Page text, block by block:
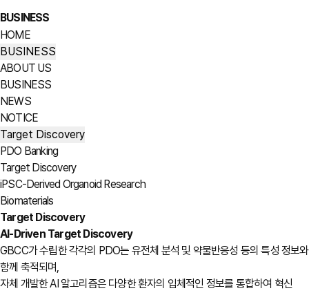
BUSINESS
HOME
BUSINESS
ABOUT US
BUSINESS
NEWS
NOTICE
Target Discovery
PDO Banking
Target Discovery
iPSC-Derived Organoid Research
Biomaterials
Target Discovery
AI-Driven Target Discovery
GBCC가 수립한 각각의 PDO는 유전체 분석 및 약물반응성 등의 특성 정보와
함께 축적되며,
자체 개발한 AI 알고리즘은 다양한 환자의 입체적인 정보를 통합하여 혁신